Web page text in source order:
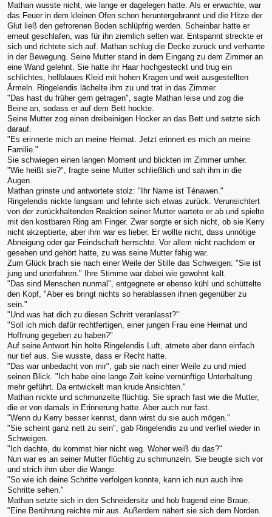
Mathan wusste nicht, wie lange er dagelegen hatte. Als er erwachte, war
das Feuer in dem kleinen Ofen schon heruntergebrannt und die Hitze der
Glut ließ den gefrorenen Boden schlüpfrig werden. Scheinbar hatte er
erneut geschlafen, was für ihn ziemlich selten war. Entspannt streckte er
sich und richtete sich auf. Mathan schlug die Decke zurück und verharrte
in der Bewegung. Seine Mutter stand in dem Eingang zu dem Zimmer an
eine Wand gelehnt. Sie hatte ihr Haar hochgesteckt und trug ein
schlichtes, hellblaues Kleid mit hohen Kragen und weit ausgestellten
Ärmeln. Ringelendis lächelte ihm zu und trat in das Zimmer.
"Das hast du früher gern getragen", sagte Mathan leise und zog die
Beine an, sodass er auf dem Bett hockte.
Seine Mutter zog einen dreibeinigen Hocker an das Bett und setzte sich
darauf.
"Es erinnerte mich an meine Heimat. Jetzt erinnert es mich an meine
Familie."
Sie schwiegen einen langen Moment und blickten im Zimmer umher.
"Wie heißt sie?", fragte seine Mutter schließlich und sah ihm in die
Augen.
Mathan grinste und antwortete stolz: "Ihr Name ist Ténawen."
Ringelendis nickte langsam und lehnte sich etwas zurück. Verunsichtert
von der zurückhaltenden Reaktion seiner Mutter wartete er ab und spielte
mit den kostbaren Ring am Finger. Zwar sorgte er sich nicht, ob sie Kerry
nicht akzeptierte, aber ihm war es lieber. Er wollte nicht, dass unnötige
Abneigung oder gar Feindschaft herrschte. Vor allem nicht nachdem er
gesehen und gehört hatte, zu was seine Mutter fähig war.
Zum Glück brach sie nach einer Weile der Stille das Schweigen: "Sie ist
jung und unerfahren." Ihre Stimme war dabei wie gewohnt kalt.
"Das sind Menschen nunmal", entgegnete er ebenso kühl und schüttelte
den Kopf, "Aber es bringt nichts so herablassen ihnen gegenüber zu
sein."
"Und was hat dich zu diesen Schritt veranlasst?"
"Soll ich mich dafür rechtfertigen, einer jungen Frau eine Heimat und
Hoffnung gegeben zu haben?"
Auf seine Antwort hin holte Ringelendis Luft, atmete aber dann einfach
nur tief aus. Sie wusste, dass er Recht hatte.
"Das war unbedacht von mir", gab sie nach einer Weile zu und mied
seinen Blick. "Ich habe eine lange Zeit keine vernünftige Unterhaltung
mehr geführt. Da entwickelt man krude Ansichten."
Mathan nickte und schmunzelte flüchtig. Sie sprach fast wie die Mutter,
die er von damals in Erinnerung hatte. Aber auch nur fast.
"Wenn du Kerry besser kennst, dann wirst du sie auch mögen."
"Sie scheint ganz nett zu sein", gab Ringelendis zu und verfiel wieder in
Schweigen.
"Ich dachte, du kommst hier nicht weg. Woher weiß du das?"
Nun war es an seiner Mutter flüchtig zu schmunzeln. Sie beugte sich vor
und strich ihm über die Wange.
"So wie ich deine Schritte verfolgen konnte, kann ich nun auch ihre
Schritte sehen."
Mathan setzte sich in den Schneidersitz und hob fragend eine Braue.
"Eine Berührung reichte mir aus. Außerdem nähert sie sich dem Norden.